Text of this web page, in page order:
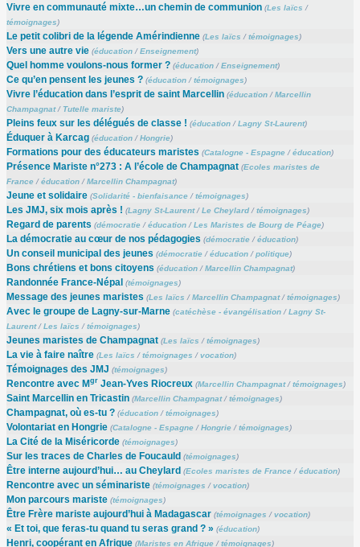
Vivre en communauté mixte…un chemin de communion (Les laïcs /
témoignages)
Le petit colibri de la légende Amérindienne (Les laïcs /témoignages)
Vers une autre vie (éducation/Enseignement)
Quel homme voulons-nous former ? (éducation/Enseignement)
Ce qu’en pensent les jeunes ? (éducation/témoignages)
Vivre l’éducation dans l’esprit de saint Marcellin (éducation/Marcellin
Champagnat/ Tutelle mariste)
Pleins feux sur les délégués de classe ! (éducation/Lagny St-Laurent)
Éduquer à Karcag (éducation/Hongrie)
Formations pour des éducateurs maristes (Catalogne - Espagne/éducation)
Présence Mariste n°273 : A l’école de Champagnat (Ecoles maristes de
France/éducation/Marcellin Champagnat)
Jeune et solidaire (Solidarité - bienfaisance/témoignages)
Les JMJ, six mois après ! (Lagny St-Laurent/Le Cheylard/témoignages)
Regard de parents (démocratie/éducation/Les Maristes de Bourg de Péage)
La démocratie au cœur de nos pédagogies (démocratie/éducation)
Un conseil municipal des jeunes (démocratie/éducation/politique)
Bons chrétiens et bons citoyens (éducation/Marcellin Champagnat)
Randonnée France-Népal (témoignages)
Message des jeunes maristes (Les laïcs /Marcellin Champagnat/témoignages)
Avec le groupe de Lagny-sur-Marne (catéchèse - évangélisation/Lagny St-
Laurent/Les laïcs /témoignages)
Jeunes maristes de Champagnat (Les laïcs /témoignages)
La vie à faire naître (Les laïcs /témoignages /vocation)
Témoignages des JMJ (témoignages)
Rencontre avec MgrJean-Yves Riocreux (Marcellin Champagnat/témoignages)
Saint Marcellin en Tricastin (Marcellin Champagnat/témoignages)
Champagnat, où es-tu ? (éducation/témoignages)
Volontariat en Hongrie (Catalogne - Espagne/Hongrie/témoignages)
La Cité de la Miséricorde (témoignages)
Sur les traces de Charles de Foucauld (témoignages)
Être interne aujourd’hui… au Cheylard (Ecoles maristes de France/éducation)
Rencontre avec un séminariste (témoignages /vocation)
Mon parcours mariste (témoignages)
Être Frère mariste aujourd’hui à Madagascar (témoignages /vocation)
« Et toi, que feras-tu quand tu seras grand ? » (éducation)
Henri, coopérant en Afrique (Maristes en Afrique/témoignages)